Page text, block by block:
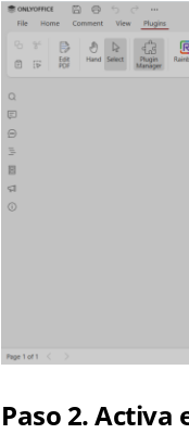
Paso 2. Activa